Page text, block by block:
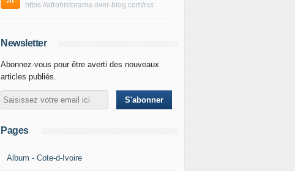
https://afrohistorama.over-blog.com/rss
Newsletter
Abonnez-vous pour être averti des nouveaux
articles publiés.
Pages
Album - Cote-d-Ivoire